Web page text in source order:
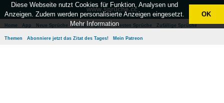
www.sprüche.cc
Home App Neue Sprüche Beliebte Sprüche Besten Sprüche Zufällige Sprüche
Themen Abonniere jetzt das Zitat des Tages! Mein Patreon
Diese Webseite nutzt Cookies für Funktion, Analysen und
Anzeigen. Zudem werden personalisierte Anzeigen eingesetzt.
Mehr Information
OK